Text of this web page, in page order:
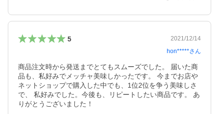
5
2021/12/14
hon*****さん
商品注文時から発送までとてもスムーズでした。 届いた商
品も、私好みでメッチャ美味しかったです。 今までお店や
ネットショップで購入した中でも、1位2位を争う美味しさ
で、 私好みでした。今後も、リピートしたい商品です。 あ
りがとうございました！